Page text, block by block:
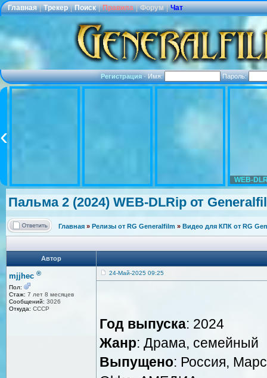
Главная | Трекер | Поиск | Правила | Форум | Чат
Регистрация·Имя: Пароль:
WEB-
Пальма 2 (2024) WEB-DLRip от
Главная » Релизы от RG Generalfilm » Видео для КПК от RG
Автор
mjjhec ®
Пол:
Стаж: 7 лет 8 месяцев
Сообщений: 3026
Откуда: СССР
24-Май-2025 09:25
Год выпуска: 2024
Жанр: Драма, семейный
Выпущено: Россия,